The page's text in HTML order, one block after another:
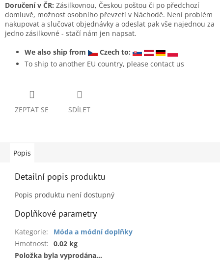
Doručení v ČR: Zásilkovnou, Českou poštou či po předchozí
domluvě, možnost osobního převzetí v Náchodě. Není problém
nakupovat a slučovat objednávky a odeslat pak vše najednou za
jedno zásilkovné - stačí nám jen napsat.
We also ship from
Czech to:
To ship to another EU country, please contact us
ZEPTAT SE SDÍLET
Popis
Detailní popis produktu
Popis produktu není dostupný
Doplňkové parametry
Kategorie:
Móda a módní doplňky
Hmotnost: 0.02 kg
Položka byla vyprodána…